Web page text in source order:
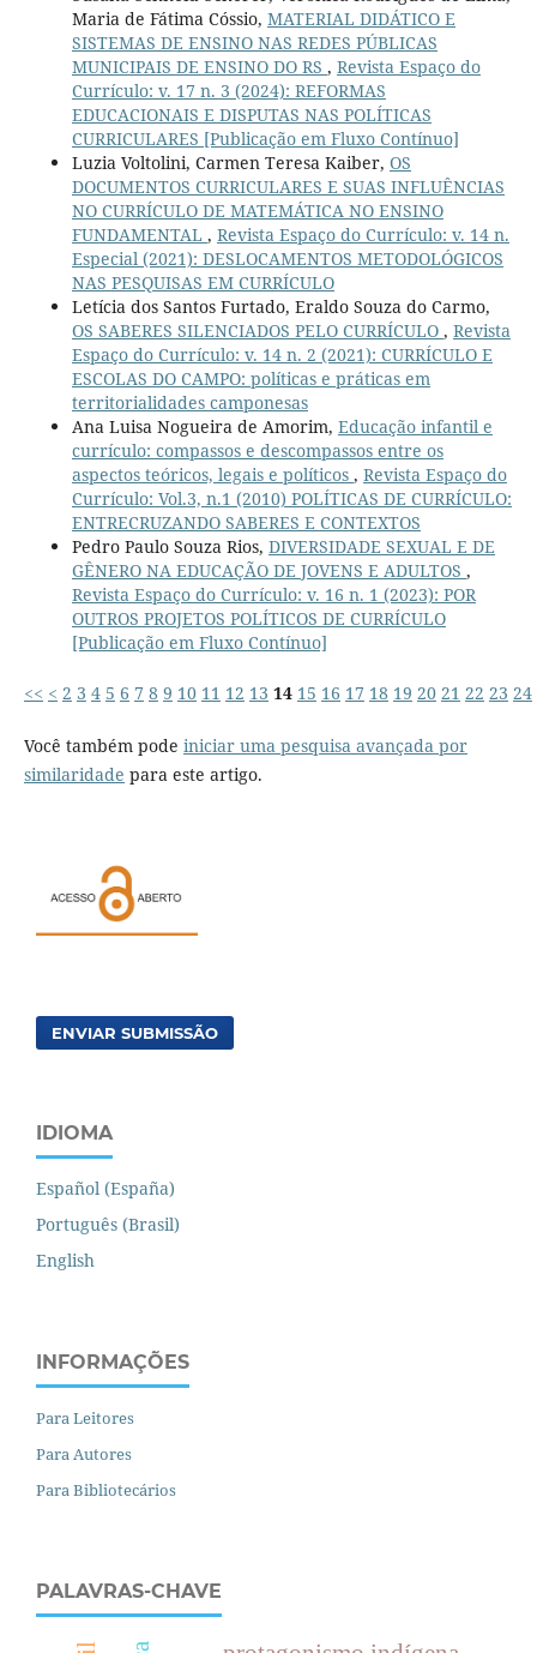
Maria de Fátima Cóssio, MATERIAL DIDÁTICO E
SISTEMAS DE ENSINO NAS REDES PÚBLICAS
MUNICIPAIS DE ENSINO DO RS , Revista Espaço do
Currículo: v. 17 n. 3 (2024): REFORMAS
EDUCACIONAIS E DISPUTAS NAS POLÍTICAS
CURRICULARES [Publicação em Fluxo Contínuo]
Luzia Voltolini, Carmen Teresa Kaiber, OS
DOCUMENTOS CURRICULARES E SUAS INFLUÊNCIAS
NO CURRÍCULO DE MATEMÁTICA NO ENSINO
FUNDAMENTAL , Revista Espaço do Currículo: v. 14 n.
Especial (2021): DESLOCAMENTOS METODOLÓGICOS
NAS PESQUISAS EM CURRÍCULO
Letícia dos Santos Furtado, Eraldo Souza do Carmo,
OS SABERES SILENCIADOS PELO CURRÍCULO , Revista
Espaço do Currículo: v. 14 n. 2 (2021): CURRÍCULO E
ESCOLAS DO CAMPO: políticas e práticas em
territorialidades camponesas
Ana Luisa Nogueira de Amorim, Educação infantil e
currículo: compassos e descompassos entre os
aspectos teóricos, legais e políticos , Revista Espaço do
Currículo: Vol.3, n.1 (2010) POLÍTICAS DE CURRÍCULO:
ENTRECRUZANDO SABERES E CONTEXTOS
Pedro Paulo Souza Rios, DIVERSIDADE SEXUAL E DE
GÊNERO NA EDUCAÇÃO DE JOVENS E ADULTOS ,
Revista Espaço do Currículo: v. 16 n. 1 (2023): POR
OUTROS PROJETOS POLÍTICOS DE CURRÍCULO
[Publicação em Fluxo Contínuo]
<< < 2 3 4 5 6 7 8 9 10 11 12 13 14 15 16 17 18 19 20 21 22 23 24
Você também pode iniciar uma pesquisa avançada por
similaridade para este artigo.
ENVIAR SUBMISSÃO
IDIOMA
Español (España)
Português (Brasil)
English
INFORMAÇÕES
Para Leitores
Para Autores
Para Bibliotecários
PALAVRAS-CHAVE